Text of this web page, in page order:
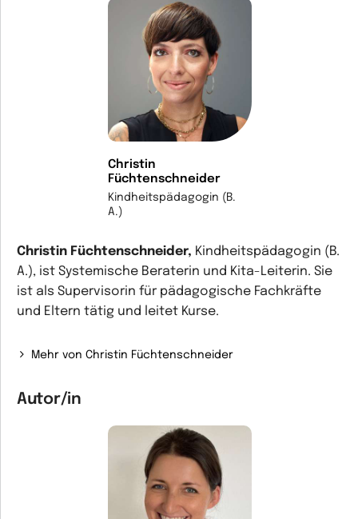
Christin
Füchtenschneider
Kindheitspädagogin (B.
A.)
Christin Füchtenschneider, Kindheitspädagogin (B.
A.), ist Systemische Beraterin und Kita-Leiterin. Sie
ist als Supervisorin für pädagogische Fachkräfte
und Eltern tätig und leitet Kurse.
Mehr von Christin Füchtenschneider
Autor/in